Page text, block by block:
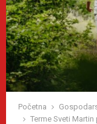
Početna
Terme Sveti